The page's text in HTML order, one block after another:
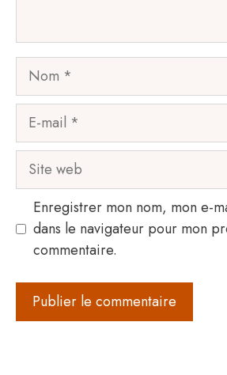
Nom
mail
Site
web
Enregistrer mon nom, mon e-
dans le navigateur pour mon
commentaire.